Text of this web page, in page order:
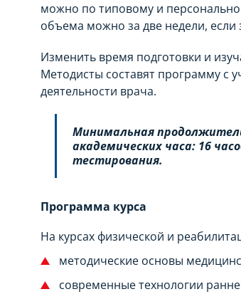
можно по типовому и
объема можно за две недели, если
Изменить время подготовки и
Методисты составят программу с
деятельности врача.
Минимальная
академических часа: 16
тестирования.
Программа курса
На курсах физической и
методические основы
современные технологии